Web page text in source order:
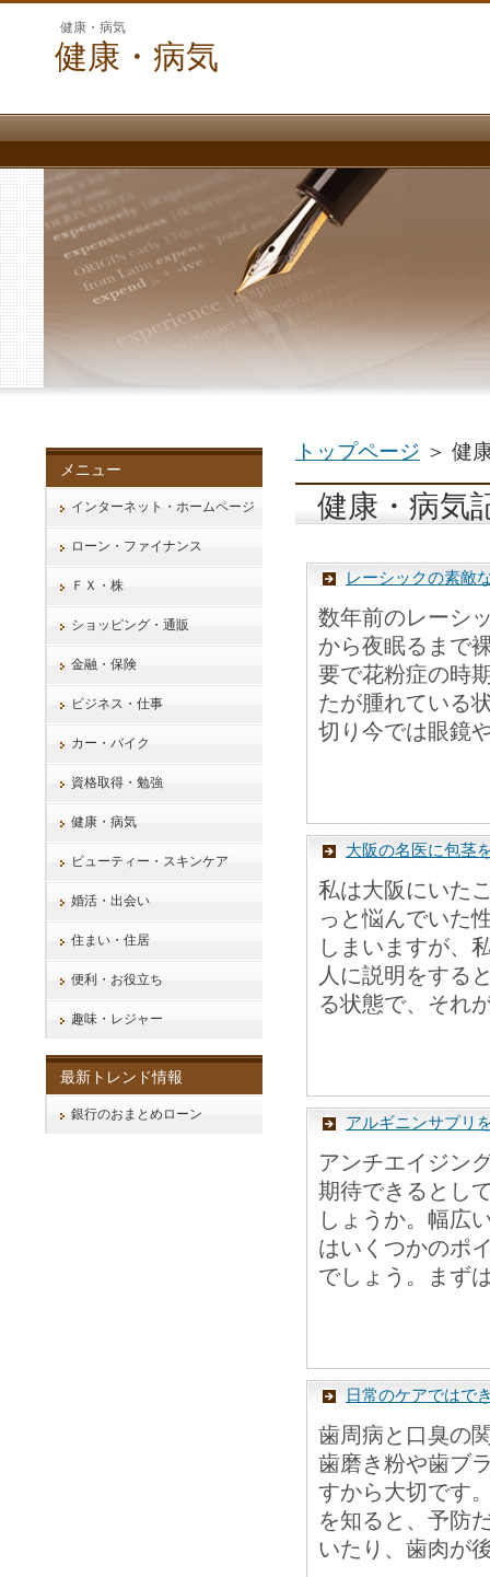
健康・病気
健康・病気
トップページ ＞ 健
健康・病気
レーシックの素敵
数年前のレーシ
から夜眠るまで
要で花粉症の時
たが腫れている
切り今では眼鏡
大阪の名医に包茎
私は大阪にいた
っと悩んでいた
しまいますが、
人に説明をする
る状態で、それ
アルギニンサプリ
アンチエイジン
期待できるとし
しょうか。幅広
はいくつかのポ
でしょう。まず
日常のケアではで
歯周病と口臭の
歯磨き粉や歯ブ
すから大切です
を知ると、予防
いたり、歯肉が
メニュー
インターネット・ホームページ
ローン・ファイナンス
ＦＸ・株
ショッピング・通販
金融・保険
ビジネス・仕事
カー・バイク
資格取得・勉強
健康・病気
ビューティー・スキンケア
婚活・出会い
住まい・住居
便利・お役立ち
趣味・レジャー
最新トレンド情報
銀行のおまとめローン